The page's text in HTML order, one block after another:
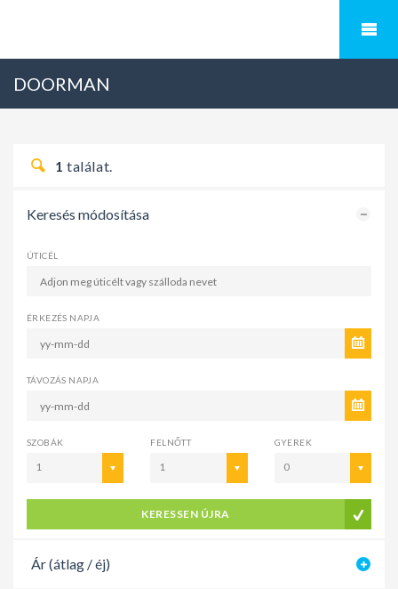
DOORMAN
1 találat.
Keresés módosítása
ÚTICÉL
ÉRKEZÉS NAPJA
TÁVOZÁS NAPJA
SZOBÁK
1
FELNŐTT
1
GYEREK
0
KERESSEN ÚJRA
Ár (átlag / éj)